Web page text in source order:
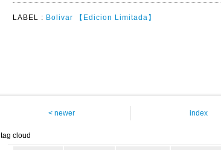
LABEL : Bolivar 【Edicion Limitada】
< newer index
tag cloud